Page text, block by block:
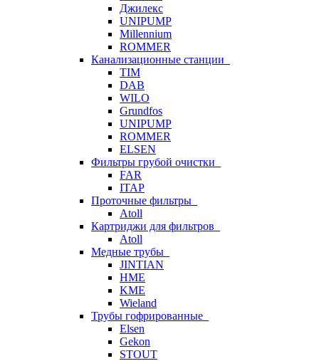
Джилекс
UNIPUMP
Millennium
ROMMER
Канализационные станции
TIM
DAB
WILO
Grundfos
UNIPUMP
ROMMER
ELSEN
Фильтры грубой очистки
FAR
ITAP
Проточные фильтры
Atoll
Картриджи для фильтров
Atoll
Медные трубы
JINTIAN
HME
KME
Wieland
Трубы гофрированные
Elsen
Gekon
STOUT